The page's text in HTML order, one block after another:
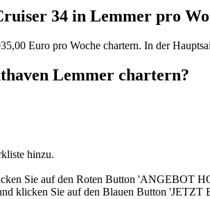
34 in Lemmer pro
Euro pro Woche chartern. In der
Lemmer chartern?
hinzu.
Sie auf den Roten Button 'ANGEBOT
klicken Sie auf den Blauen Button 'JETZT